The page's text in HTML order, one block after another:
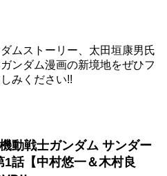
ムストーリー、太田垣康男氏
ンダム漫画の新境地をぜひフ
みください!!
動戦士ガンダム サンダー
話【中村悠一＆木村良